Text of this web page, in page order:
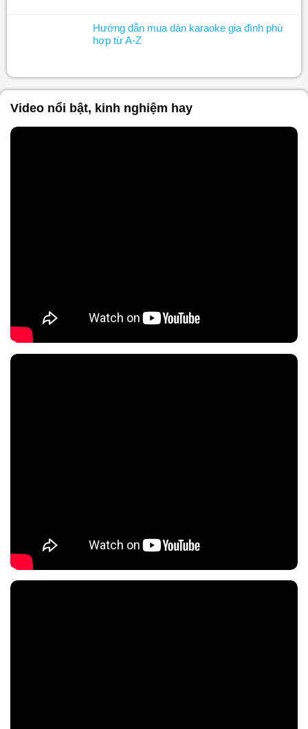
Hướng dẫn mua dàn karaoke gia đình phù
hợp từ A-Z
Video nổi bật, kinh nghiệm hay